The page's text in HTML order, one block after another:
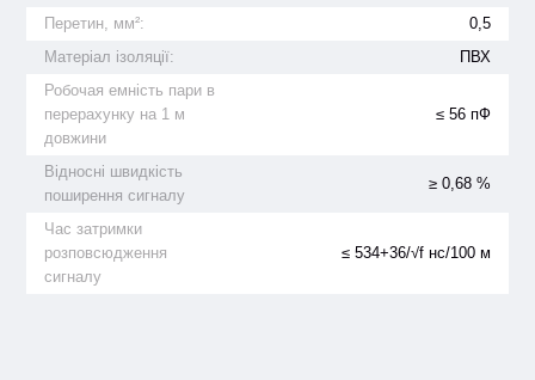
Перетин, мм²:
0,5
Матеріал ізоляції:
ПВХ
Робочая емність пари в
перерахунку на 1 м
довжини
≤ 56 пФ
Відносні швидкість
поширення сигналу
≥ 0,68 %
Час затримки
розповсюдження
сигналу
≤ 534+36/√f нс/100 м